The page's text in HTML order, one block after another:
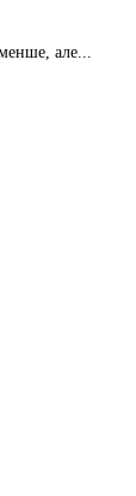
але...